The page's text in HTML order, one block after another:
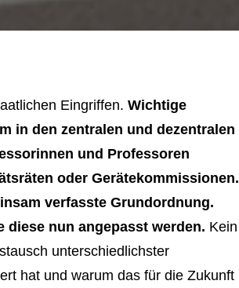
Eingriffen. Wichtige
in den zentralen und dezentralen
und Professoren
oder Gerätekommissionen.
verfasste Grundordnung.
diese nun angepasst werden. Kein
unterschiedlichster
hat und warum das für die Zukunft